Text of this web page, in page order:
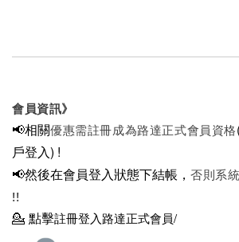
會員資訊》
📢相關優惠需註冊成為路達正式會員資格
戶登入) !
📢然後在會員登入狀態下結帳， 否則系
!!
💁 點擊註冊登入路達正式會員/